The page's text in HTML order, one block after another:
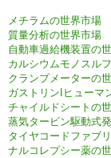
メチラムの世界市場
質量分析の世界市場
自動車過給機装置の
カルシウムモノスル
クランプメーターの
ガストリンIヒューマ
チャイルドシートの
蒸気タービン駆動式
タイヤコードファブ
ナルコレプシー薬の